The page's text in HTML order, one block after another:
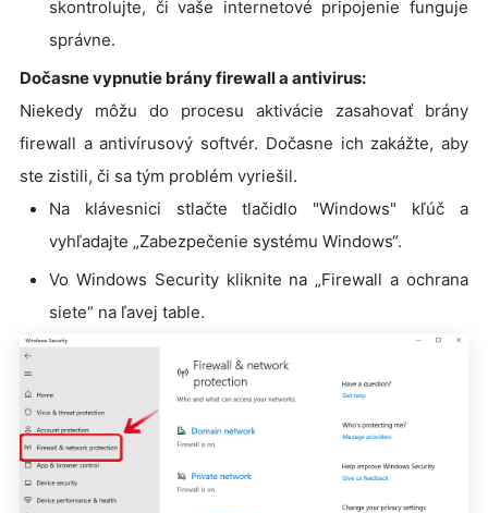
skontrolujte, či vaše internetové pripojenie funguje
správne.
Dočasne vypnutie brány firewall a antivirus:
Niekedy môžu do procesu aktivácie zasahovať brány
firewall a antivírusový softvér. Dočasne ich zakážte, aby
ste zistili, či sa tým problém vyriešil.
Na klávesnici stlačte tlačidlo "Windows" kľúč a
vyhľadajte „Zabezpečenie systému Windows“.
Vo Windows Security kliknite na „Firewall a ochrana
siete“ na ľavej table.